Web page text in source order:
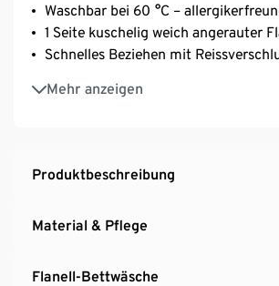
Waschbar bei 60 °C –
1 Seite kuschelig weich angerauter
Schnelles Beziehen mit
Mehr anzeigen
Schnelltrocknend
Mit recyceltem Material
Produktbeschreibung
Material & Pflege
Flanell-Bettwäsche